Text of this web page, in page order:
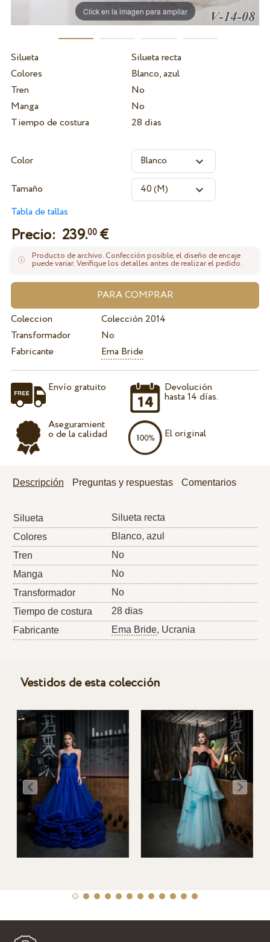
Click en la imagen para ampliar
Silueta
Silueta recta
Colores
Blanco, azul
Tren
No
Manga
No
Tiempo de costura
28 dias
Color
Tamaño
Tabla de tallas
Precio: 239.00€
Producto de archivo. Confección posible, el diseño de encaje
puede variar. Verifique los detalles antes de realizar el pedido.
Coleccion
Colección 2014
Transformador
No
Fabricante
Ema Bride
Envío gratuito
Aseguramient
o de la calidad
Devolución
hasta 14 días.
El original
Descripción Preguntas y respuestas Comentarios
Silueta
Silueta recta
Colores
Blanco, azul
Tren
No
Manga
No
Transformador
No
Tiempo de costura
28 dias
Fabricante
Ema Bride, Ucrania
Vestidos de esta colección